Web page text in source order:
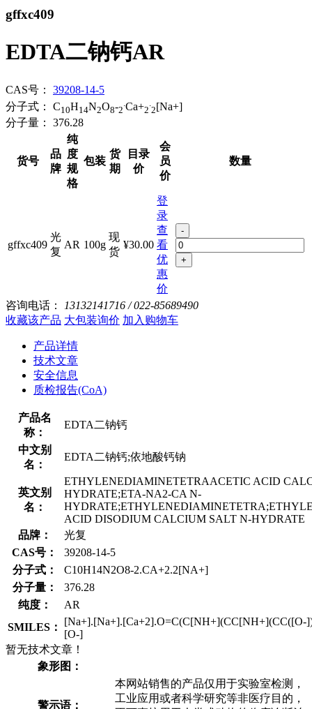
gffxc409
EDTA二钠钙AR
CAS号：
39208-14-5
分子式：
C10H14N2O8-2 Ca+2 2[Na+]
分子量：
376.28
货号
品
牌
纯
度
规
格
包装
货
期
目录
价
会
员
价
数量
gffxc409
光
复
AR 100g
现
货
¥30.00
登
录
查
看
优
惠
价
-
+
咨询电话： 13132141716 / 022-85689490
收藏该产品 大包装询价 加入购物车
产品详情
技术文章
安全信息
质检报告(CoA)
产品名
称：
EDTA二钠钙
中文别
名：
EDTA二钠钙;依地酸钙钠
英文别
名：
ETHYLENEDIAMINETETRAACETIC ACID
HYDRATE;ETA-NA2-CA N-
ACID DISODIUM CALCIUM SALT N-HYDRATE
品牌：
光复
CAS号：
39208-14-5
分子式：
C10H14N2O8-2.CA+2.2[NA+]
分子量：
376.28
纯度：
AR
SMILES：
[Na+].[Na+].[Ca+2].O=C(C[NH+](CC[NH+](CC([O-
[O-]
暂无技术文章！
象形图：
警示语：
本网站销售的产品仅用于实验室检测，
工业应用或者科学研究等非医疗目的，